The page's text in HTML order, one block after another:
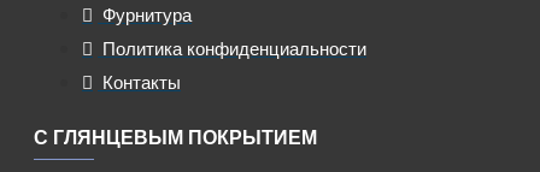
Фурнитура
Политика конфиденциальности
Контакты
С ГЛЯНЦЕВЫМ ПОКРЫТИЕМ